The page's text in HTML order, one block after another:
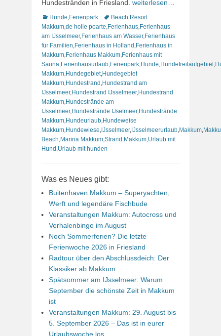
Hundestränden in Friesland. weiterlesen…
Kategorien
Hunde Ferienpark Schlagworte
Beach Resort
Makkum de holle poarte Ferienhaus Ferienhaus
am IJsselmeer, Ferienhaus am Wasser, Ferienhaus
für Familien Ferienhaus in Holland Ferienhaus in
Makkum Ferienhaus Makkum Ferienhaus mit
Sauna Ferienhausurlaub Ferienpark Hunde Hundefreilaufgebiet
Makkum Hundegebiet, Hundegebiet
Makkum Hundestrand Hundestrand am
IJsselmeer, Hundestrand IJsselmeer, Hundestrand
Makkum Hundestrände am
IJsselmeer, Hundestrände IJselmeer, Hundestrände
Makkum Hundeurlaub Hundeweise
Makkum Hundewiese IJsselmeer, IJsselmeerurlaub Makkum
Beach Marina Makkum Strand Makkum Urlaub mit
Hund Urlaub mit hunden
Was es Neues gibt:
Buitenhaven Makkum – Superyachten,
Werft und legendäre Fischbude
Veranstaltungen Makkum: Autocross und
Verhalenbingo im August
Noch Sommerferien? Die letzte
Ferienwoche 2026 in Friesland
Radtour über den Abschlussdeich: Der
Klassiker ab Makkum
Spätsommer am IJsselmeer: Warum
September die schönste Zeit in Makkum
ist
Veranstaltungen Makkum: 29. August bis
5. September 2026 – Das ist in eurer
Urlaubswoche los